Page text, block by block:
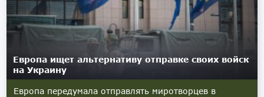
Европа ищет альтернативу отправке своих войск
на Украину
Европа передумала отправлять миротворцев в